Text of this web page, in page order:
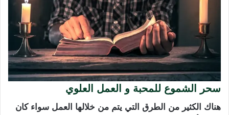
سحر الشموع للمحبة و العمل العلوي
هناك الكثير من الطرق التي يتم من خلالها العمل سواء كان